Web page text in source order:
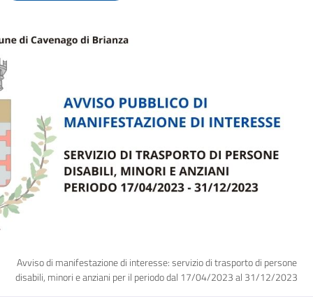
Avviso di manifestazione di interesse: servizio di trasporto di persone
disabili, minori e anziani per il periodo dal 17/04/2023 al 31/12/2023